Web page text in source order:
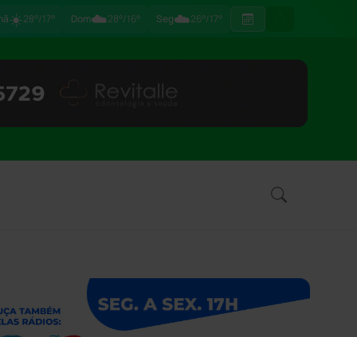
☀️28°/17° Dom☁️28°/16° Seg☁️26°/17°